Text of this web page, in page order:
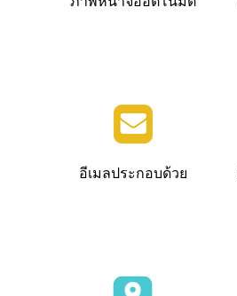
อีเมลประกอบด้วย